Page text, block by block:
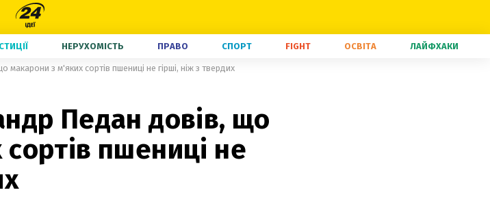
НЕРУХОМІСТЬ ПРАВО СПОРТ FIGHT ОСВІТА ЛАЙФХАКИ
з м'яких сортів пшениці не гірші, ніж з твердих
Педан довів, що
пшениці не